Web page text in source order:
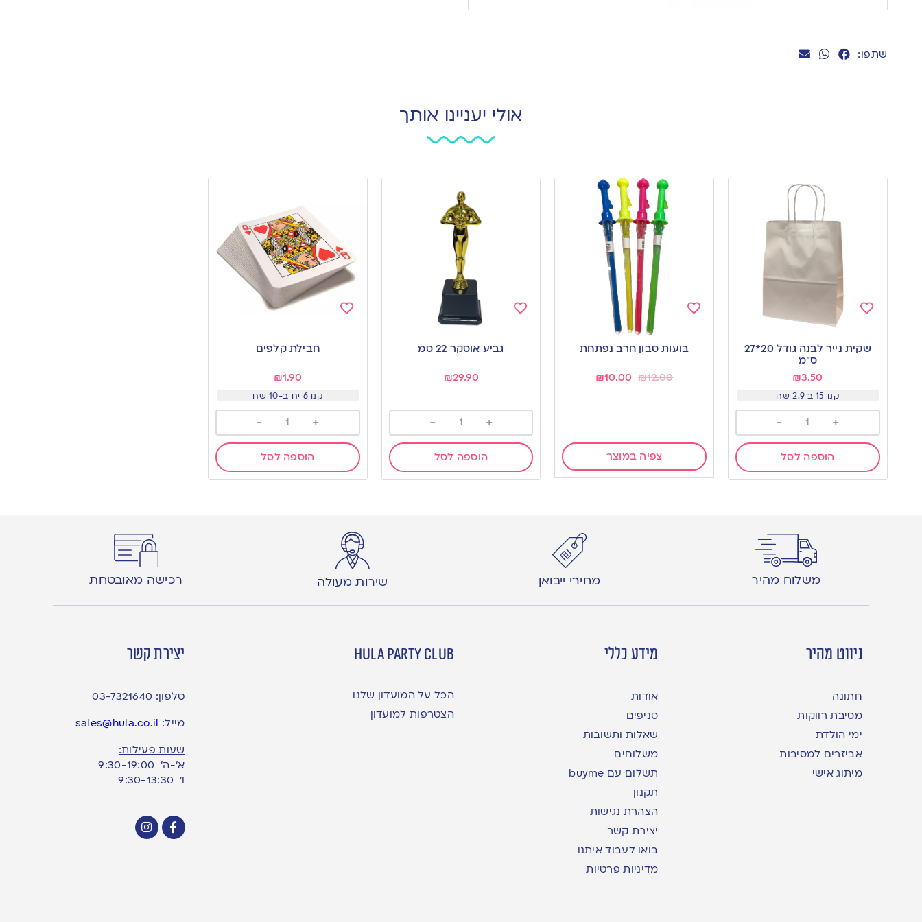
שתפו:
אולי יעניינו אותך
to
wishlist
שקית נייר לבנה גודל 20*27
ס”מ
₪3.50
קנו 15 ב 2.9 שח
+
-
הוספה לסל
בועות סבון חרב נפתחת
₪12.00
₪10.00
צפיה במוצר
גביע אוסקר 22 סמ
₪29.90
+
-
הוספה לסל
חבילת קלפים
₪1.90
קנו 6 יח ב-10 שח
+
-
הוספה לסל
משלוח מהיר מחירי ייבואן שירות מעולה רכישה מאובטחת
ניווט מהיר
חתונה
מסיבת רווקות
ימי הולדת
אביזרים למסיבות
מיתוג אישי
מידע כללי
אודות
סניפים
שאלות ותשובות
משלוחים
תשלום עם buyme
תקנון
הצהרת נגישות
יצירת קשר
בואו לעבוד איתנו
מדיניות פרטיות
hula party club
הכל על המועדון שלנו
הצטרפות למועדון
יצירת קשר
טלפון: 03-7321640
מייל: sales@hula.co.il
שעות פעילות:
א’-ה’ 9:30-19:00
ו׳ 9:30-13:30